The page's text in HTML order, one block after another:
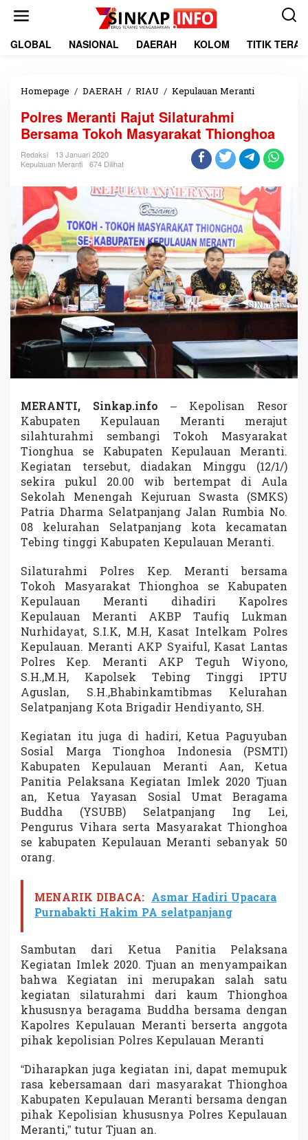
GLOBAL NASIONAL DAERAH KOLOM TITIK
Homepage / DAERAH / RIAU / Kepulauan Meranti
r
e
s
M
r
a
n
t
i
R
a
j
u
t
S
l
a
t
u
a
h
m
i
B
e
r
a
m
a
T
o
o
h
M
a
s
y
a
r
a
t
h
i
o
n
g
h
a
Polres Meranti Rajut Silaturahmi
Bersama Tokoh Masyarakat Thionghoa
Redaksi
13 Januari 2020
Kepulauan Meranti
674 Dilihat
MERANTI, Sinkap.info – Kepolisan Resor
Kabupaten Kepulauan Meranti merajut
silahturahmi sembangi Tokoh Masyarakat
Tionghua se Kabupaten Kepulauan Meranti.
Kegiatan tersebut, diadakan Minggu (12/1/)
sekira pukul 20.00 wib bertempat di Aula
Sekolah Menengah Kejuruan Swasta (SMKS)
Patria Dharma Selatpanjang Jalan Rumbia No.
08 kelurahan Selatpanjang kota kecamatan
Tebing tinggi Kabupaten Kepulauan Meranti.
Silaturahmi Polres Kep. Meranti bersama
Tokoh Masyarakat Thionghoa se Kabupaten
Kepulauan Meranti dihadiri Kapolres
Kepulauan Meranti AKBP Taufiq Lukman
Nurhidayat, S.I.K, M.H, Kasat Intelkam Polres
Kepulauan. Meranti AKP Syaiful, Kasat Lantas
Polres Kep. Meranti AKP Teguh Wiyono,
S.H.,M.H, Kapolsek Tebing Tinggi IPTU
Aguslan, S.H.,Bhabinkamtibmas Kelurahan
Selatpanjang Kota Brigadir Hendiyanto, SH.
Kegiatan itu juga di hadiri, Ketua Paguyuban
Sosial Marga Tionghoa Indonesia (PSMTI)
Kabupaten Kepulauan Meranti Aan, Ketua
Panitia Pelaksana Kegiatan Imlek 2020 Tjuan
an, Ketua Yayasan Sosial Umat Beragama
Buddha (YSUBB) Selatpanjang Ing Lei,
Pengurus Vihara serta Masyarakat Thionghoa
se kabupaten Kepulauan Meranti sebanyak 50
orang.
MENARIK DIBACA: Asmar Hadiri Upacara
Purnabakti Hakim PA selatpanjang
Sambutan dari Ketua Panitia Pelaksana
Kegiatan Imlek 2020. Tjuan an menyampaikan
bahwa Kegiatan ini merupakan salah satu
kegiatan silaturahmi dari kaum Thionghoa
khususnya beragama Buddha bersama dengan
Kapolres Kepulauan Meranti berserta anggota
pihak kepolisian Polres Kepulauan Meranti
“Diharapkan juga kegiatan ini, dapat memupuk
rasa kebersamaan dari masyarakat Thionghoa
Kabupaten Kepulauan Meranti bersama dengan
pihak Kepolisian khususnya Polres Kepulauan
Meranti,” tutur Tjuan an.